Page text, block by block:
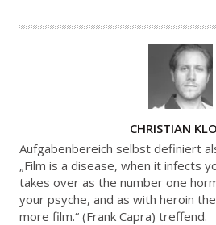
U
T
O
R
CHRISTIAN
Aufgabenbereich selbst definiert
„Film is a disease, when it infects
takes over as the number one
your psyche, and as with heroin
more film.“ (Frank Capra) treffend.